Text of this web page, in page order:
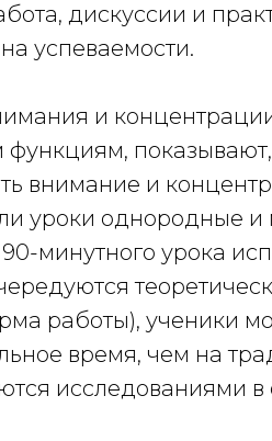
дискуссии и
успеваемости.
и
функциям,
внимание и
уроки однородные
минутного урока
работы), ученики
время, чем на
исследованиями в